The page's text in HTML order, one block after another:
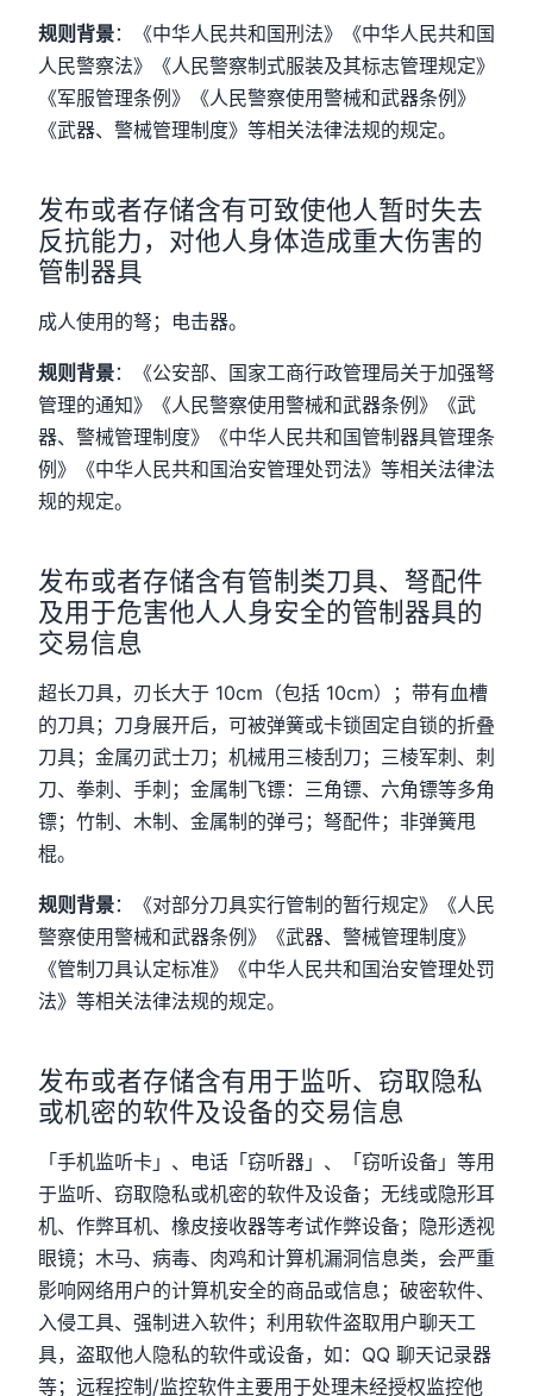
规则背景：《中华人民共和国刑法》《中华人民共和国
人民警察法》《人民警察制式服装及其标志管理规定》
《军服管理条例》《人民警察使用警械和武器条例》
《武器、警械管理制度》等相关法律法规的规定。
发布或者存储含有可致使他人暂时失去
反抗能力，对他人身体造成重大伤害的
管制器具
成人使用的弩；电击器。
规则背景：《公安部、国家工商行政管理局关于加强弩
管理的通知》《人民警察使用警械和武器条例》《武
器、警械管理制度》《中华人民共和国管制器具管理条
例》《中华人民共和国治安管理处罚法》等相关法律法
规的规定。
发布或者存储含有管制类刀具、弩配件
及用于危害他人人身安全的管制器具的
交易信息
超长刀具，刃长大于 10cm（包括 10cm）；带有血槽
的刀具；刀身展开后，可被弹簧或卡锁固定自锁的折叠
刀具；金属刃武士刀；机械用三棱刮刀；三棱军刺、刺
刀、拳刺、手刺；金属制飞镖：三角镖、六角镖等多角
镖；竹制、木制、金属制的弹弓；弩配件；非弹簧甩
棍。
规则背景：《对部分刀具实行管制的暂行规定》《人民
警察使用警械和武器条例》《武器、警械管理制度》
《管制刀具认定标准》《中华人民共和国治安管理处罚
法》等相关法律法规的规定。
发布或者存储含有用于监听、窃取隐私
或机密的软件及设备的交易信息
「手机监听卡」、电话「窃听器」、「窃听设备」等用
于监听、窃取隐私或机密的软件及设备；无线或隐形耳
机、作弊耳机、橡皮接收器等考试作弊设备；隐形透视
眼镜；木马、病毒、肉鸡和计算机漏洞信息类，会严重
影响网络用户的计算机安全的商品或信息；破密软件、
入侵工具、强制进入软件；利用软件盗取用户聊天工
具，盗取他人隐私的软件或设备，如：QQ 聊天记录器
等；远程控制/监控软件主要用于处理未经授权监控他